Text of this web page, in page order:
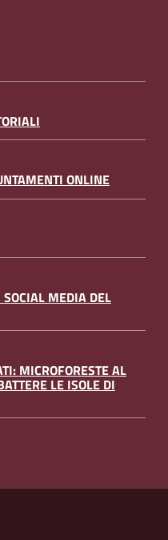
ONLINE
MEDIA DEL
MICROFORESTE AL
LE ISOLE DI